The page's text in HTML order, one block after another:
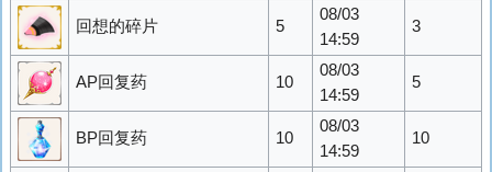
回想的碎片 5
08/03
14:59
3
AP回复药 10
08/03
14:59
5
BP回复药 10
08/03
14:59
10